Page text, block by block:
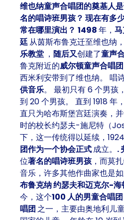
维也纳童声合唱团的奠基人
名的唱诗班男孩？ 现在有多
常在哪里演出？ 1498年，
廷从茵斯布鲁克迁至维也纳
乐教堂 ， 随后又创建了童声
鲁克附近的威尔顿童声合唱团
西米利安带到了维也纳。 唱
供音乐。 最初只有 6 个男孩
到 20 个男孩。 直到 1918
直只为哈布斯堡宫廷演奏，
时的校长约瑟夫-施尼特（
下，这一传统得以延续，1924
团作为一个协会正式成立。 .
位著名的唱诗班男孩，而莫
音乐，许多其他作曲家也是
布鲁克纳 约瑟夫和迈克尔-海
今，这个100 人的男童合唱团
唱团之一，主要由奥地利儿